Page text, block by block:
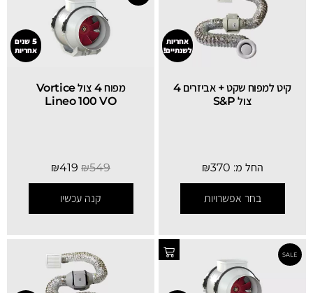
קיט למפוח שקט + אביזרים 4
צול S&P
החל מ: ₪370
בחר אפשרויות
אחריות
לשנתיים!
‏מפוח 4 צול Vortice
Lineo 100 VO
₪549
₪419
קנה עכשיו
5 שנים
אחריות